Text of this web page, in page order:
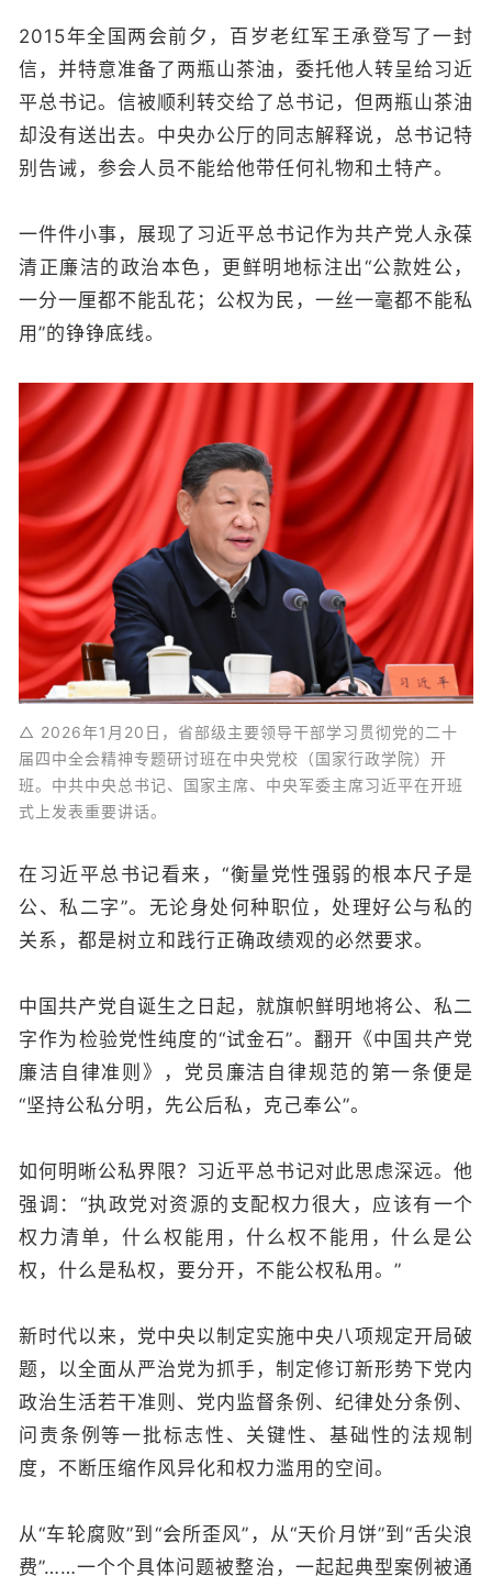
2015年全国两会前夕，百岁老红军王承登写了一封
信，并特意准备了两瓶山茶油，委托他人转呈给习近
平总书记。信被顺利转交给了总书记，但两瓶山茶油
却没有送出去。中央办公厅的同志解释说，总书记特
别告诫，参会人员不能给他带任何礼物和土特产。
一件件小事，展现了习近平总书记作为共产党人永葆
清正廉洁的政治本色，更鲜明地标注出“公款姓公，
一分一厘都不能乱花；公权为民，一丝一毫都不能私
用”的铮铮底线。
△ 2026年1月20日，省部级主要领导干部学习贯彻党的二十
届四中全会精神专题研讨班在中央党校（国家行政学院）开
班。中共中央总书记、国家主席、中央军委主席习近平在开班
式上发表重要讲话。
在习近平总书记看来，“衡量党性强弱的根本尺子是
公、私二字”。无论身处何种职位，处理好公与私的
关系，都是树立和践行正确政绩观的必然要求。
中国共产党自诞生之日起，就旗帜鲜明地将公、私二
字作为检验党性纯度的“试金石”。翻开《中国共产党
廉洁自律准则》，党员廉洁自律规范的第一条便是
“坚持公私分明，先公后私，克己奉公”。
如何明晰公私界限？习近平总书记对此思虑深远。他
强调：“执政党对资源的支配权力很大，应该有一个
权力清单，什么权能用，什么权不能用，什么是公
权，什么是私权，要分开，不能公权私用。”
新时代以来，党中央以制定实施中央八项规定开局破
题，以全面从严治党为抓手，制定修订新形势下党内
政治生活若干准则、党内监督条例、纪律处分条例、
问责条例等一批标志性、关键性、基础性的法规制
度，不断压缩作风异化和权力滥用的空间。
从“车轮腐败”到“会所歪风”，从“天价月饼”到“舌尖浪
费”……一个个具体问题被整治，一起起典型案例被通